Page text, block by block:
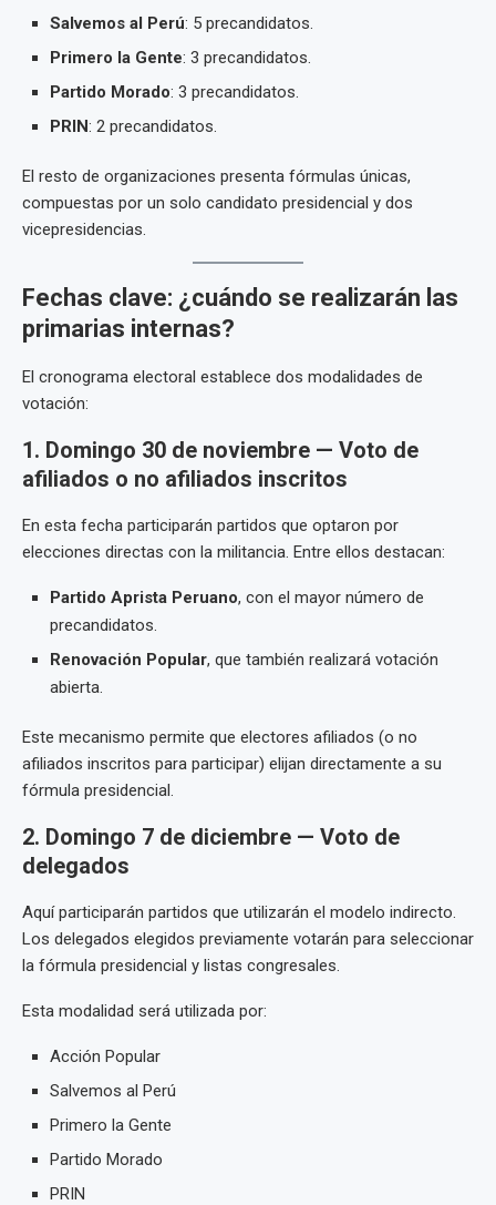
Salvemos al Perú: 5 precandidatos.
Primero la Gente: 3 precandidatos.
Partido Morado: 3 precandidatos.
PRIN: 2 precandidatos.
El resto de organizaciones presenta fórmulas únicas,
compuestas por un solo candidato presidencial y dos
vicepresidencias.
Fechas clave: ¿cuándo se realizarán las
primarias internas?
El cronograma electoral establece dos modalidades de
votación:
1. Domingo 30 de noviembre — Voto de
afiliados o no afiliados inscritos
En esta fecha participarán partidos que optaron por
elecciones directas con la militancia. Entre ellos destacan:
Partido Aprista Peruano, con el mayor número de
precandidatos.
Renovación Popular, que también realizará votación
abierta.
Este mecanismo permite que electores afiliados (o no
afiliados inscritos para participar) elijan directamente a su
fórmula presidencial.
2. Domingo 7 de diciembre — Voto de
delegados
Aquí participarán partidos que utilizarán el modelo indirecto.
Los delegados elegidos previamente votarán para seleccionar
la fórmula presidencial y listas congresales.
Esta modalidad será utilizada por:
Acción Popular
Salvemos al Perú
Primero la Gente
Partido Morado
PRIN